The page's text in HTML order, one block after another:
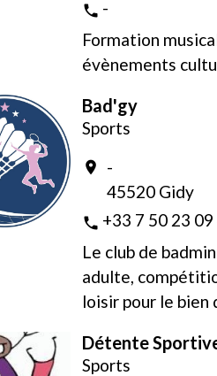
phone -
Formation
évènements
Bad'gy
Sports
location_on
-
45520 Gidy
phone +33 7 50 23 09
Le club de
adulte,
loisir pour le bien
Détente
Sports